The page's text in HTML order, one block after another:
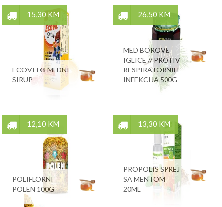
15,30 KM
ECOVIT® MEDNI
SIRUP
26,50 KM
MED BOROVE
IGLICE // PROTIV
RESPIRATORNIH
INFEKCIJA 500G
12,10 KM
POLIFLORNI
POLEN 100G
13,30 KM
PROPOLIS SPREJ
SA MENTOM
20ML